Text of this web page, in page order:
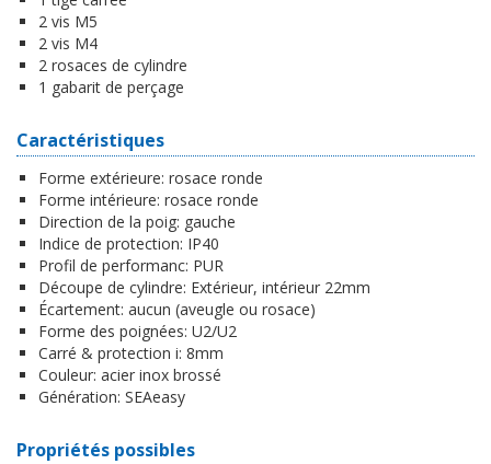
2 vis M5
2 vis M4
2 rosaces de cylindre
1 gabarit de perçage
Caractéristiques
Forme extérieure: rosace ronde
Forme intérieure: rosace ronde
Direction de la poig: gauche
Indice de protection: IP40
Profil de performanc: PUR
Découpe de cylindre: Extérieur, intérieur 22mm
Écartement: aucun (aveugle ou rosace)
Forme des poignées: U2/U2
Carré & protection i: 8mm
Couleur: acier inox brossé
Génération: SEAeasy
Propriétés possibles